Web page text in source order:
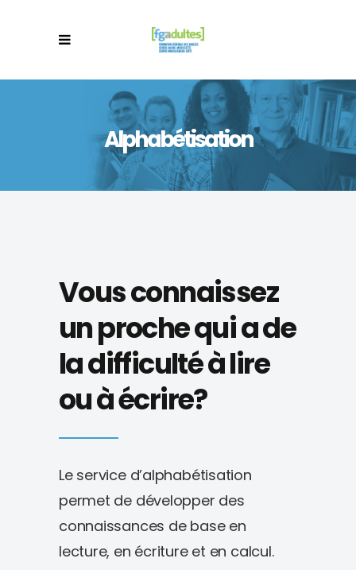
Alphabétisation
Vous connaissez
un proche qui a de
la difficulté à lire
ou à écrire?
Le service d’alphabétisation
permet de développer des
connaissances de base en
lecture, en écriture et en calcul.